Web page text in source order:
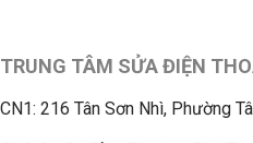
TRUNG TÂM SỬA ĐIỆN
CN1: 216 Tân Sơn Nhì, Phường